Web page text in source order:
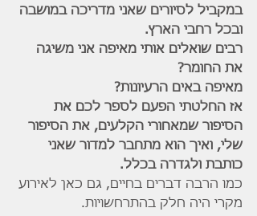
במקביל לסיורים שאני מדריכה במושבה
ובכל רחבי הארץ.
רבים שואלים אותי מאיפה אני משיגה
את החומר?
מאיפה באים הרעיונות?
אז החלטתי הפעם לספר לכם את
הסיפור שמאחורי הקלעים, את הסיפור
שלי, ואיך הוא מתחבר למדור שאני
כותבת ולגדרה בכלל.
כמו הרבה דברים בחיים, גם כאן לאירוע
מקרי היה חלק בהתרחשויות.